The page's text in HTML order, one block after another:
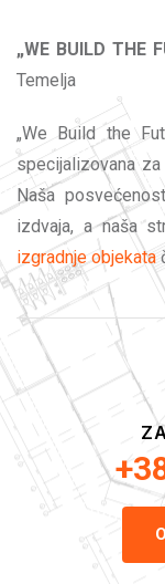
„WE BUILD THE
Temelja
„We Build the
specijalizovana
Naša
izdvaja, a naša
izgradnje objekata